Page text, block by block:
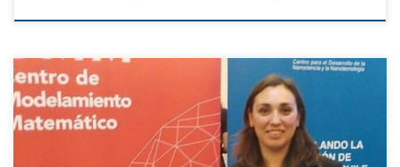
Doctora en ciencias geofísicas Ignacia Calisto Burgos realiza una